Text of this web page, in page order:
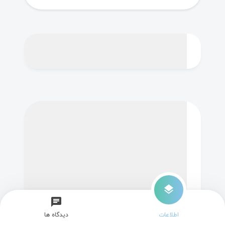
layers
اطلاعات
chat
دیدگاه ها